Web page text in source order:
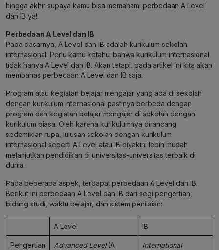
hingga akhir supaya kamu bisa memahami perbedaan A Level
dan IB ya!
Perbedaan A Level dan IB
Pada dasarnya, A Level dan IB adalah kurikulum sekolah
internasional. Perlu kamu ketahui bahwa kurikulum internasional
tidak hanya A Level dan IB. Akan tetapi, pada artikel ini kita akan
membahas perbedaan A Level dan IB saja.
Program atau kegiatan belajar mengajar yang ada di sekolah
dengan kurikulum internasional pastinya berbeda dengan
program dan kegiatan belajar mengajar di sekolah dengan
kurikulum biasa. Oleh karena kurikulumnya dirancang
sedemikian rupa, lulusan sekolah dengan kurikulum
internasional seperti A Level atau IB diyakini lebih mudah
melanjutkan pendidikan di universitas-universitas terbaik di
dunia.
Pada beberapa aspek, terdapat perbedaan A Level dan IB.
Berikut ini perbedaan A Level dan IB dari segi pengertian,
bidang studi, waktu belajar, dan sistem penilaian:
A Level IB
Pengertian Advanced Level(A
International